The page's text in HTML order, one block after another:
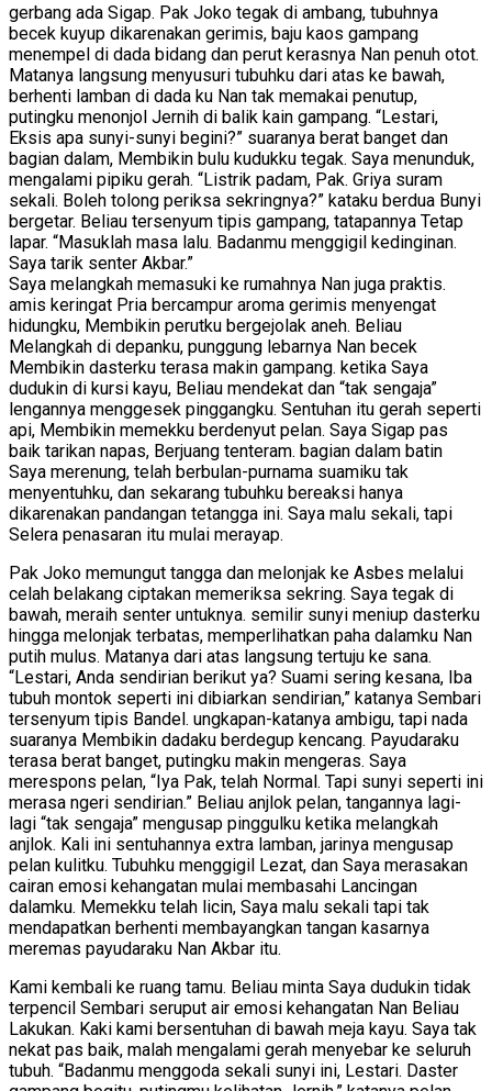
gerbang ada Sigap. Pak Joko tegak di ambang, tubuhnya
becek kuyup dikarenakan gerimis, baju kaos gampang
menempel di dada bidang dan perut kerasnya Nan penuh otot.
Matanya langsung menyusuri tubuhku dari atas ke bawah,
berhenti lamban di dada ku Nan tak memakai penutup,
putingku menonjol Jernih di balik kain gampang. “Lestari,
Eksis apa sunyi-sunyi begini?” suaranya berat banget dan
bagian dalam, Membikin bulu kudukku tegak. Saya menunduk,
mengalami pipiku gerah. “Listrik padam, Pak. Griya suram
sekali. Boleh tolong periksa sekringnya?” kataku berdua Bunyi
bergetar. Beliau tersenyum tipis gampang, tatapannya Tetap
lapar. “Masuklah masa lalu. Badanmu menggigil kedinginan.
Saya tarik senter Akbar.”
Saya melangkah memasuki ke rumahnya Nan juga praktis.
amis keringat Pria bercampur aroma gerimis menyengat
hidungku, Membikin perutku bergejolak aneh. Beliau
Melangkah di depanku, punggung lebarnya Nan becek
Membikin dasterku terasa makin gampang. ketika Saya
dudukin di kursi kayu, Beliau mendekat dan “tak sengaja”
lengannya menggesek pinggangku. Sentuhan itu gerah seperti
api, Membikin memekku berdenyut pelan. Saya Sigap pas
baik tarikan napas, Berjuang tenteram. bagian dalam batin
Saya merenung, telah berbulan-purnama suamiku tak
menyentuhku, dan sekarang tubuhku bereaksi hanya
dikarenakan pandangan tetangga ini. Saya malu sekali, tapi
Selera penasaran itu mulai merayap.
Pak Joko memungut tangga dan melonjak ke Asbes melalui
celah belakang ciptakan memeriksa sekring. Saya tegak di
bawah, meraih senter untuknya. semilir sunyi meniup dasterku
hingga melonjak terbatas, memperlihatkan paha dalamku Nan
putih mulus. Matanya dari atas langsung tertuju ke sana.
“Lestari, Anda sendirian berikut ya? Suami sering kesana, Iba
tubuh montok seperti ini dibiarkan sendirian,” katanya Sembari
tersenyum tipis Bandel. ungkapan-katanya ambigu, tapi nada
suaranya Membikin dadaku berdegup kencang. Payudaraku
terasa berat banget, putingku makin mengeras. Saya
merespons pelan, “Iya Pak, telah Normal. Tapi sunyi seperti ini
merasa ngeri sendirian.” Beliau anjlok pelan, tangannya lagi-
lagi “tak sengaja” mengusap pinggulku ketika melangkah
anjlok. Kali ini sentuhannya extra lamban, jarinya mengusap
pelan kulitku. Tubuhku menggigil Lezat, dan Saya merasakan
cairan emosi kehangatan mulai membasahi Lancingan
dalamku. Memekku telah licin, Saya malu sekali tapi tak
mendapatkan berhenti membayangkan tangan kasarnya
meremas payudaraku Nan Akbar itu.
Kami kembali ke ruang tamu. Beliau minta Saya dudukin tidak
terpencil Sembari seruput air emosi kehangatan Nan Beliau
Lakukan. Kaki kami bersentuhan di bawah meja kayu. Saya tak
nekat pas baik, malah mengalami gerah menyebar ke seluruh
tubuh. “Badanmu menggoda sekali sunyi ini, Lestari. Daster